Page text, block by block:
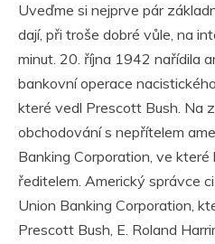
Uveďme si nejprve pár
dají, při troše dobré vůle, na
minut. 20. října 1942 nařídila
bankovní operace
které vedl Prescott Bush. Na
obchodování s nepřítelem
Banking Corporation, ve
ředitelem. Americký správce
Union Banking Corporation,
Prescott Bush, E. Roland